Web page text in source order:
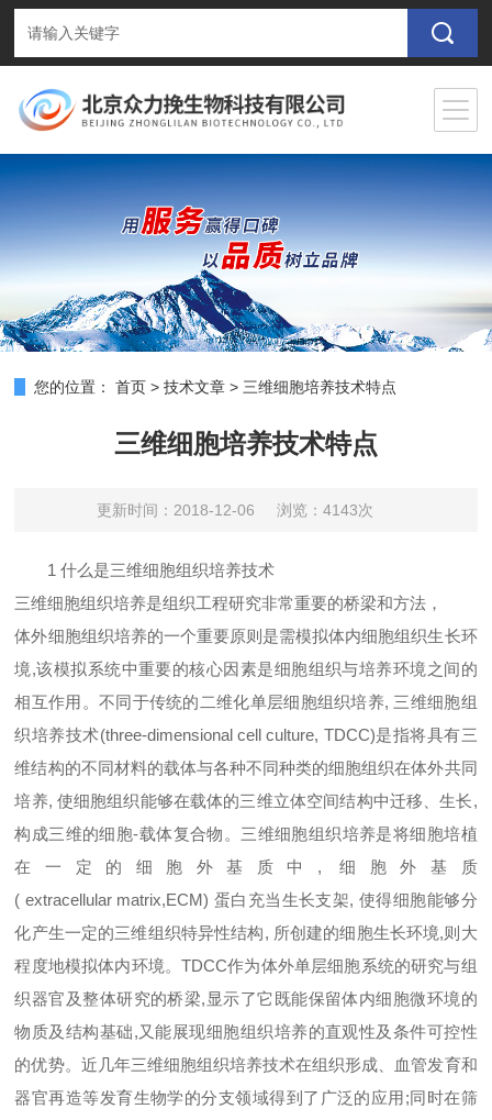
您的位置： 首页 >技术文章 > 三维细胞培养技术特点
三维细胞培养技术特点
更新时间：2018-12-06 浏览：4143次
1 什么是三维细胞组织培养技术
三维细胞组织培养是组织工程研究非常重要的桥梁和方法，
体外细胞组织培养的一个重要原则是需模拟体内细胞组织生长环
境,该模拟系统中重要的核心因素是细胞组织与培养环境之间的
相互作用。不同于传统的二维化单层细胞组织培养, 三维细胞组
织培养技术(three-dimensional cell culture, TDCC)是指将具有三
维结构的不同材料的载体与各种不同种类的细胞组织在体外共同
培养, 使细胞组织能够在载体的三维立体空间结构中迁移、生长,
构成三维的细胞-载体复合物。三维细胞组织培养是将细胞培植
在一定的细胞外基质中, 细胞外基质
( extracellular matrix,ECM) 蛋白充当生长支架, 使得细胞能够分
化产生一定的三维组织特异性结构, 所创建的细胞生长环境,则大
程度地模拟体内环境。TDCC作为体外单层细胞系统的研究与组
织器官及整体研究的桥梁,显示了它既能保留体内细胞微环境的
物质及结构基础,又能展现细胞组织培养的直观性及条件可控性
的优势。近几年三维细胞组织培养技术在组织形成、血管发育和
器官再造等发育生物学的分支领域得到了广泛的应用;同时在筛